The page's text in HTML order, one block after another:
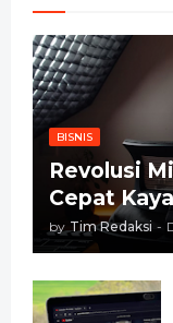
BISNIS
Revolusi
Cepat
by Tim Redaksi -